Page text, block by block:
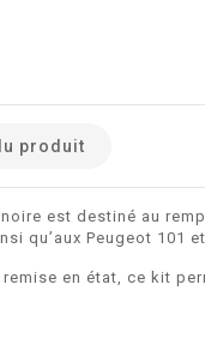
produit
est destiné au
qu’aux Peugeot 101 et
en état, ce kit